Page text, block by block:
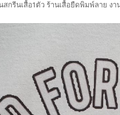
สกรีนเสื้อ1ตัว ร้านเสื้อยืดพิมพ์ลาย ง